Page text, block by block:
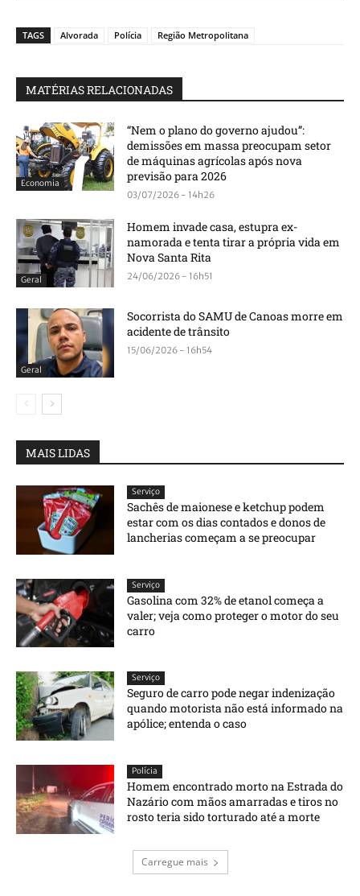
TAGS Alvorada Polícia Região Metropolitana
MATÉRIAS RELACIONADAS
Economia
“Nem o plano do governo ajudou”:
demissões em massa preocupam setor
de máquinas agrícolas após nova
previsão para 2026
03/07/2026 - 14h26
Geral
Homem invade casa, estupra ex-
namorada e tenta tirar a própria vida em
Nova Santa Rita
24/06/2026 - 16h51
Geral
Socorrista do SAMU de Canoas morre em
acidente de trânsito
15/06/2026 - 16h54
MAIS LIDAS
Serviço
Sachês de maionese e ketchup podem
estar com os dias contados e donos de
lancherias começam a se preocupar
Serviço
Gasolina com 32% de etanol começa a
valer; veja como proteger o motor do seu
carro
Serviço
Seguro de carro pode negar indenização
quando motorista não está informado na
apólice; entenda o caso
Polícia
Homem encontrado morto na Estrada do
Nazário com mãos amarradas e tiros no
rosto teria sido torturado até a morte
Carregue mais